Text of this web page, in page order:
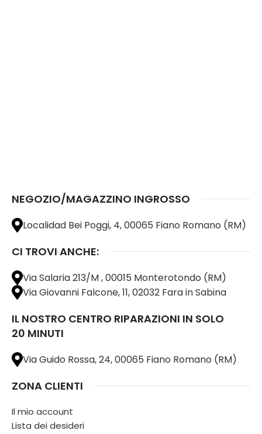
NEGOZIO/MAGAZZINO INGROSSO
Localidad Bei Poggi, 4, 00065 Fiano Romano (RM)
CI TROVI ANCHE:
Via Salaria 213/M , 00015 Monterotondo (RM)
Via Giovanni Falcone, 11, 02032 Fara in Sabina
IL NOSTRO CENTRO RIPARAZIONI IN SOLO
20 MINUTI
Via Guido Rossa, 24, 00065 Fiano Romano (RM)
ZONA CLIENTI
Il mio account
Lista dei desideri